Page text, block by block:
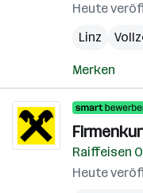
Heute
Linz
Merken
Raiffeisen
Heute